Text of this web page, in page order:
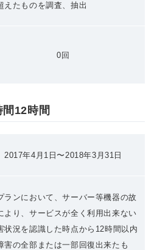
えたものを調査、抽出
0回
12時間
2017年4月1日〜2018年3月31日
ランにおいて、サーバー等機器の故
より、サービスが全く利用出来ない
状況を認識した時点から12時間以内
害の全部または一部回復出来たも